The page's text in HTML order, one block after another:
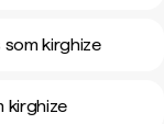
som kirghize
kirghize